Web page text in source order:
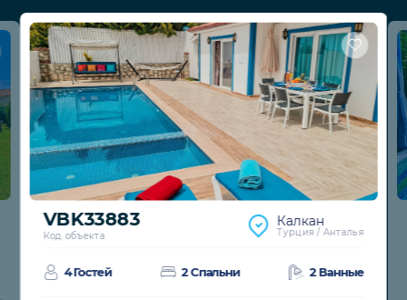
VBK33883
Код объекта
Калкан
Турция / Анталья
4 Гостей 2 Спальни 2 Ванные